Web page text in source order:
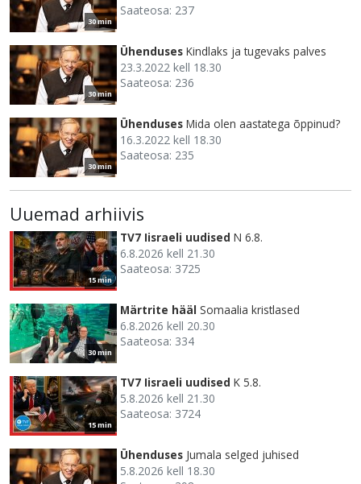
30 min
Saateosa: 237
30 min
Ühenduses Kindlaks ja tugevaks palves
23.3.2022 kell 18.30
Saateosa: 236
30 min
Ühenduses Mida olen aastatega õppinud?
16.3.2022 kell 18.30
Saateosa: 235
Uuemad arhiivis
15 min
TV7 Iisraeli uudised N 6.8.
6.8.2026 kell 21.30
Saateosa: 3725
30 min
Märtrite hääl Somaalia kristlased
6.8.2026 kell 20.30
Saateosa: 334
15 min
TV7 Iisraeli uudised K 5.8.
5.8.2026 kell 21.30
Saateosa: 3724
Ühenduses Jumala selged juhised
5.8.2026 kell 18.30